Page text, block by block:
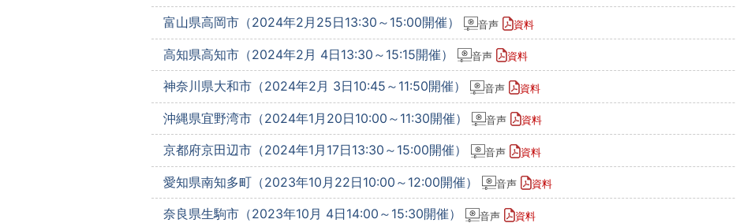
富山県高岡市（2024年2月25日13:30～15:00開催） 音声 資料
高知県高知市（2024年2月 4日13:30～15:15開催） 音声 資料
神奈川県大和市（2024年2月 3日10:45～11:50開催） 音声 資料
沖縄県宜野湾市（2024年1月20日10:00～11:30開催） 音声 資料
京都府京田辺市（2024年1月17日13:30～15:00開催） 音声 資料
愛知県南知多町（2023年10月22日10:00～12:00開催） 音声 資料
奈良県生駒市（2023年10月 4日14:00～15:30開催） 音声 資料